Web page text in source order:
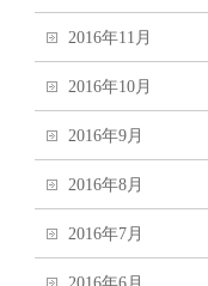
2016年11月
2016年10月
2016年9月
2016年8月
2016年7月